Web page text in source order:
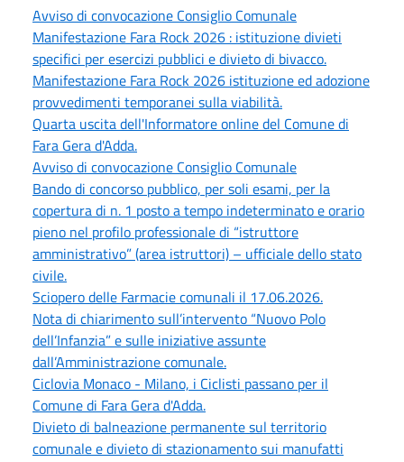
Avviso di convocazione Consiglio Comunale
Manifestazione Fara Rock 2026 : istituzione divieti
specifici per esercizi pubblici e divieto di bivacco.
Manifestazione Fara Rock 2026 istituzione ed adozione
provvedimenti temporanei sulla viabilità.
Quarta uscita dell'Informatore online del Comune di
Fara Gera d'Adda.
Avviso di convocazione Consiglio Comunale
Bando di concorso pubblico, per soli esami, per la
copertura di n. 1 posto a tempo indeterminato e orario
pieno nel profilo professionale di “istruttore
amministrativo” (area istruttori) – ufficiale dello stato
civile.
Sciopero delle Farmacie comunali il 17.06.2026.
Nota di chiarimento sull’intervento “Nuovo Polo
dell’Infanzia” e sulle iniziative assunte
dall’Amministrazione comunale.
Ciclovia Monaco - Milano, i Ciclisti passano per il
Comune di Fara Gera d'Adda.
Divieto di balneazione permanente sul territorio
comunale e divieto di stazionamento sui manufatti